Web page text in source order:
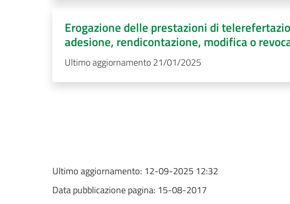
Erogazione delle prestazioni di
adesione, rendicontazione, modifica o
Ultimo aggiornamento 21/01/2025
Ultimo aggiornamento: 12-09-2025 12:32
Data pubblicazione pagina: 15-08-2017